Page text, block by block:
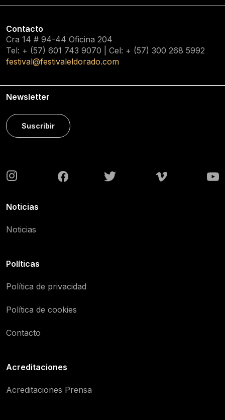
Contacto
Cra 14 # 94-44 Oficina 204
Tel: + (57) 601 743 9070 | Cel: + (57) 300 268 5992
festival@festivaleldorado.com
Newsletter
Suscribir
Noticias
Noticias
Políticas
Política de privacidad
Política de cookies
Contacto
Acreditaciones
Acreditaciones Prensa